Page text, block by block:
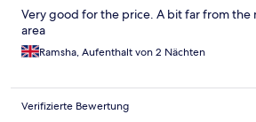
Very good for the price. A bit far from the
area
Ramsha, Aufenthalt von 2 Nächten
Verifizierte Bewertung